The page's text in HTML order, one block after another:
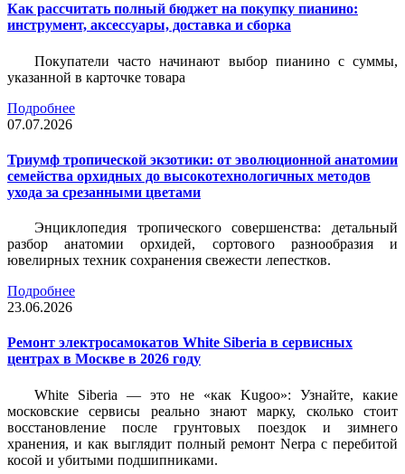
Как рассчитать полный бюджет на покупку пианино:
инструмент, аксессуары, доставка и сборка
Покупатели часто начинают выбор пианино с суммы,
указанной в карточке товара
Подробнее
07.07.2026
Триумф тропической экзотики: от эволюционной анатомии
семейства орхидных до высокотехнологичных методов
ухода за срезанными цветами
Энциклопедия тропического совершенства: детальный
разбор анатомии орхидей, сортового разнообразия и
ювелирных техник сохранения свежести лепестков.
Подробнее
23.06.2026
Ремонт электросамокатов White Siberia в сервисных
центрах в Москве в 2026 году
White Siberia — это не «как Kugoo»: Узнайте, какие
московские сервисы реально знают марку, сколько стоит
восстановление после грунтовых поездок и зимнего
хранения, и как выглядит полный ремонт Nerpa с перебитой
косой и убитыми подшипниками.